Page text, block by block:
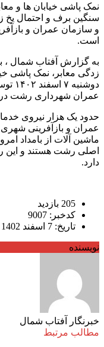
نمک پاشی خیابان ها و
سنگین برف و احتمال یخ
و سازمان عمران و
است.
به گزارش آفتاب شمال ،
زدگی معابر، نمک پاشی
عمران شهرداری رشت
حدود یک هزار نیروی
عمران و بازآفرینی
ماشین آلات از بامداد
اصلی رشت هستند و این
دارد.
205 بازدید
کدخبر: 9007
تاریخ: 7 اسفند 1402
نویسنده
خبرنگار آفتاب شمال
مطالب مرتبط